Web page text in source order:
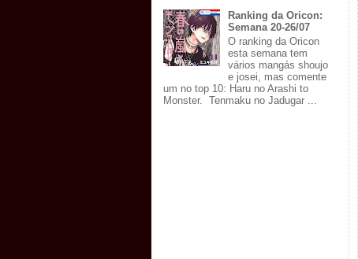
Ranking da Oricon:
Semana 20-26/07
O ranking da Oricon
esta semana tem
vários mangás shoujo
e josei, mas comente
um no top 10: Haru no Arashi to
Monster. Tenmaku no Jadugar ...